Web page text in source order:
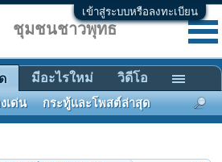
เข้าสู่ระบบหรือลงทะเบียน
ชุมชนชาวพุทธ
เด่น กระทู้และโพสต์ล่าสุด
มีอะไรใหม่ วิดีโอ